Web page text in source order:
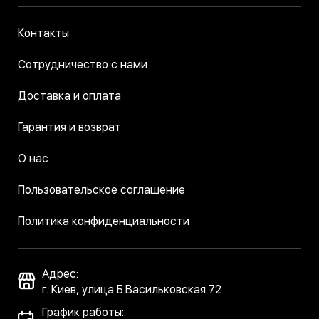
Контакты
Сотрудничество с нами
Доставка и оплата
Гарантия и возврат
О нас
Пользовательское соглашение
Политика конфиденциальности
Адрес:
г. Киев, улица Б.Васильковская 72
График работы: